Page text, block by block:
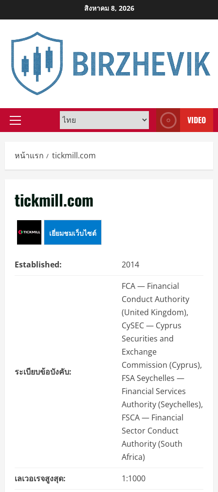
to
สิงหาคม 8, 2026
Primary
VIDEO
หน้าแรก tickmill.com
tickmill.com
เยี่ยมชมเว็บไซต์
Established: 2014
ระเบียบข้อบังคับ:
FCA — Financial
Conduct Authority
(United Kingdom),
CySEC — Cyprus
Securities and
Exchange
Commission (Cyprus),
FSA Seychelles —
Financial Services
Authority (Seychelles),
FSCA — Financial
Sector Conduct
Authority (South
Africa)
เลเวอเรจสูงสุด:
1:1000